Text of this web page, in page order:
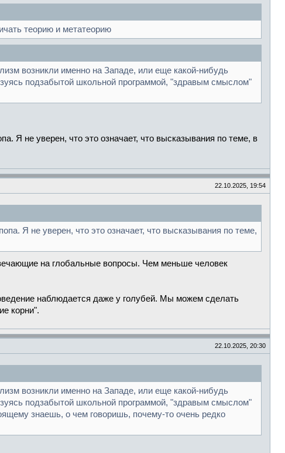
теорию и метатеорию
возникли именно на Западе, или еще какой-нибудь
подзабытой школьной программой, "здравым смыслом"
Я не уверен, что это означает, что высказывания по теме, в
22.10.2025, 19:54
Я не уверен, что это означает, что высказывания по теме,
на глобальные вопросы. Чем меньше человек
наблюдается даже у голубей. Мы можем сделать
корни".
22.10.2025, 20:30
возникли именно на Западе, или еще какой-нибудь
подзабытой школьной программой, "здравым смыслом"
знаешь, о чем говоришь, почему-то очень редко